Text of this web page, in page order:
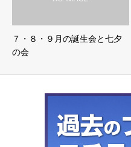
７・８・９月の誕生会と七夕
の会